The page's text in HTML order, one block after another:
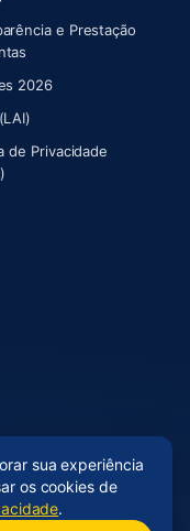
e Prestação
2026
de Privacidade
sua experiência
os cookies de
.